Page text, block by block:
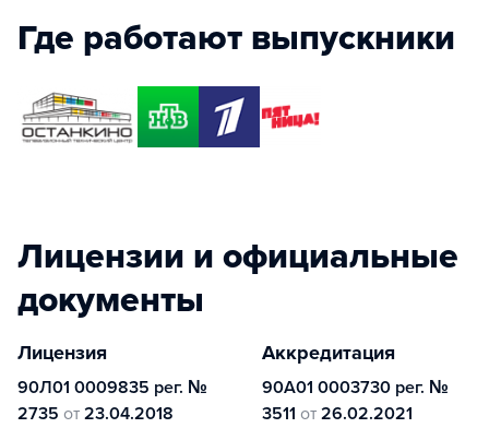
Где работают выпускники
Лицензии и официальные
документы
Лицензия
90Л01 0009835 рег. №
2735 от 23.04.2018
Аккредитация
90А01 0003730 рег. №
3511 от 26.02.2021